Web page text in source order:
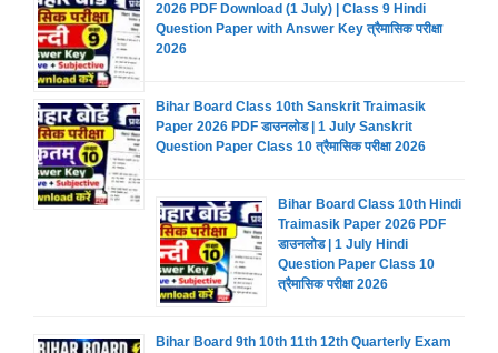
2026 PDF Download (1 July) | Class 9 Hindi
Question Paper with Answer Key त्रैमासिक परीक्षा
2026
Bihar Board Class 10th Sanskrit Traimasik
Paper 2026 PDF डाउनलोड | 1 July Sanskrit
Question Paper Class 10 त्रैमासिक परीक्षा 2026
Bihar Board Class 10th Hindi
Traimasik Paper 2026 PDF
डाउनलोड | 1 July Hindi
Question Paper Class 10
त्रैमासिक परीक्षा 2026
Bihar Board 9th 10th 11th 12th Quarterly Exam